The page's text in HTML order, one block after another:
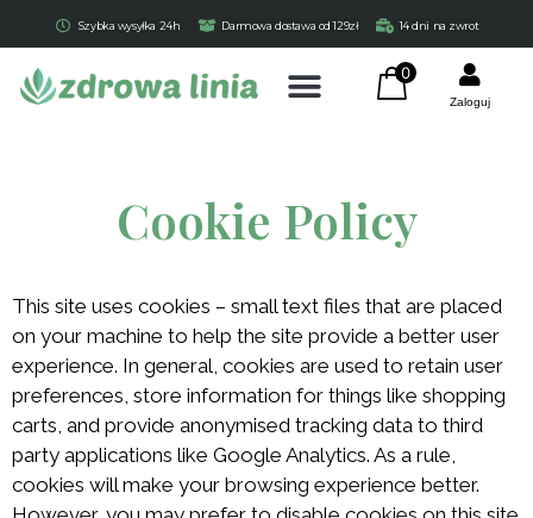
Szybka wysyłka 24h Darmowa dostawa od 129zł 14 dni na zwrot
0
Zaloguj
Cookie Policy
This site uses cookies – small text files that are placed
on your machine to help the site provide a better user
experience. In general, cookies are used to retain user
preferences, store information for things like shopping
carts, and provide anonymised tracking data to third
party applications like Google Analytics. As a rule,
cookies will make your browsing experience better.
Certyfikowany olej lniany
tłoczony na zimno 100 ml
45,90 zł + DODAJ